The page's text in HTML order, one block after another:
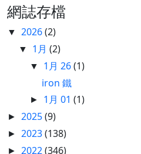
網誌存檔
▼ 2026(2)
▼ 1月(2)
▼ 1月 26(1)
iron 鐵
► 1月 01(1)
► 2025(9)
► 2023(138)
► 2022(346)